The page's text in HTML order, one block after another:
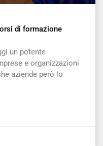
di formazione
un potente
e organizzazioni
aziende però lo